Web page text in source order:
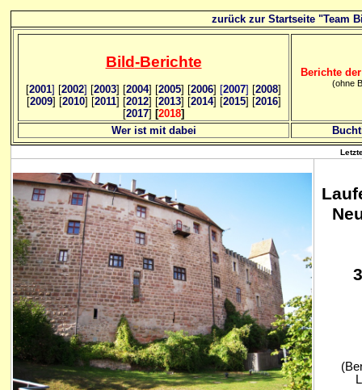
zurück zur Startseite "Team
Bild-Berichte
[2001] [2002] [2003] [2004] [2005] [2006] [2007] [2008]
[2009] [2010] [2011] [2012] [2013] [2014] [2015] [2016]
[2017] [2018]
Berichte
(ohne
Wer ist mit dabei